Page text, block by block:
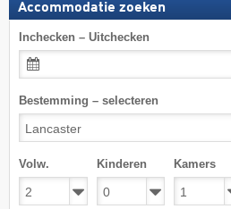
Accommodatie zoeken
Inchecken – Uitchecken
Bestemming – selecteren
Volw. Kinderen Kamers